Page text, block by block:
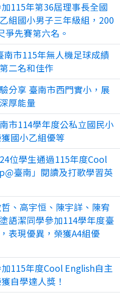
115年第36屆理事長全國
組國小男子三年級組，200
爭先賽第六名。
市115年無人機足球成績
二名和佳作
分享 臺南市西門實小，展
厚能量
市114學年度公私立國民小
國小乙組優等
位學生通過115年度Cool
臺南」閱讀及打歌學習英
、高宇恒、陳宇詳、陳宥
語潔同學參加114學年度臺
表現優異，榮獲A4組優
115年度Cool English自主
自學達人獎！